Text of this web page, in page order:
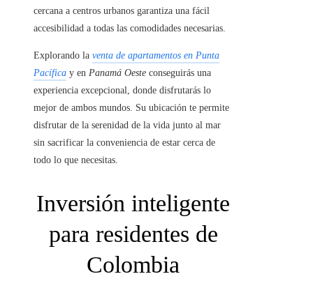
cercana a centros urbanos garantiza una fácil
accesibilidad a todas las comodidades necesarias.
Explorando la venta de apartamentos en Punta
Pacífica y en Panamá Oeste conseguirás una
experiencia excepcional, donde disfrutarás lo
mejor de ambos mundos. Su ubicación te permite
disfrutar de la serenidad de la vida junto al mar
sin sacrificar la conveniencia de estar cerca de
todo lo que necesitas.
Inversión inteligente
para residentes de
Colombia